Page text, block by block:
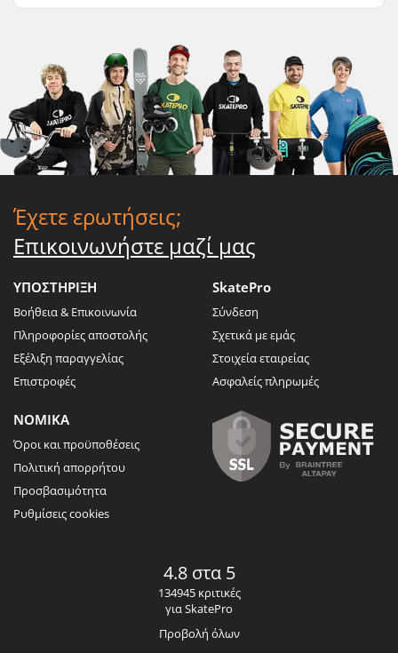
Έχετε ερωτήσεις;
Επικοινωνήστε μαζί μας
ΥΠΟΣΤΗΡΙΞΗ
Βοήθεια & Επικοινωνία
Πληροφορίες αποστολής
Εξέλιξη παραγγελίας
Επιστροφές
SkatePro
Σύνδεση
Σχετικά με εμάς
Στοιχεία εταιρείας
Ασφαλείς πληρωμές
ΝΟΜΙΚΑ
Όροι και προϋποθέσεις
Πολιτική απορρήτου
Προσβασιμότητα
Ρυθμίσεις cookies
4.8 στα 5
134945 κριτικές
για SkatePro
Προβολή όλων